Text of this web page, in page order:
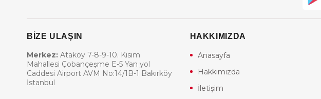
BİZE ULAŞIN
Merkez: Ataköy 7-8-9-10. Kısım
Mahallesi Çobançeşme E-5 Yan yol
Caddesi Airport AVM No:14/1B-1 Bakırköy
İstanbul
HAKKIMIZDA
Anasayfa
Hakkımızda
İletişim